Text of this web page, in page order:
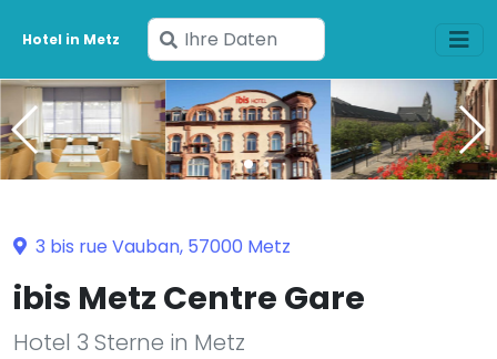
Hotel in Metz
Geben
Sie
Ihre
Daten
ein
3 bis rue Vauban, 57000 Metz
ibis Metz Centre Gare
Hotel 3 Sterne in Metz